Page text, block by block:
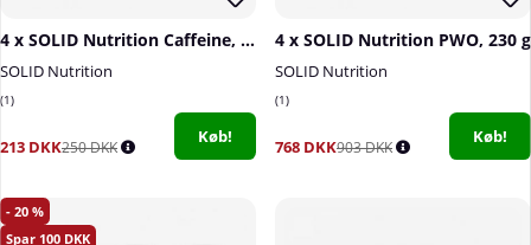
4 x SOLID Nutrition Caffeine, 90 caps
SOLID Nutrition
1
213 DKK250 DKK
Køb!
4 x SOLID Nutrition PWO, 230 g
SOLID Nutrition
1
768 DKK903 DKK
Køb!
20
100